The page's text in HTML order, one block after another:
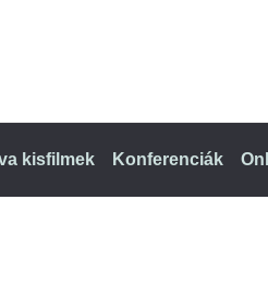
kisfilmek Konferenciák